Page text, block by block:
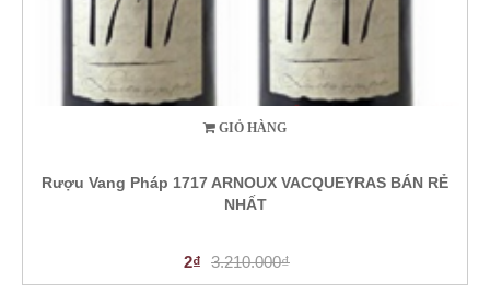
GIỎ HÀNG
Rượu Vang Pháp 1717 ARNOUX VACQUEYRAS BÁN RẺ
NHẤT
2₫ 3.210.000₫